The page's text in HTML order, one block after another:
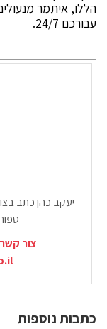
הללו, איתמר
עבורכם 24/7.
יעקב כהן כתב
צור
כתבות נוספות